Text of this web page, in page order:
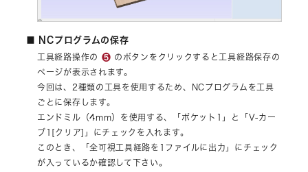
■ NCプログラムの保存
工具経路操作の ❺ のボタンをクリックすると工具経路保存の
ページが表示されます。
今回は、2種類の工具を使用するため、NCプログラムを工具
ごとに保存します。
エンドミル（4mm）を使用する、「ポケット1」と「V-カー
ブ1[クリア]」にチェックを入れます。
このとき、「全可視工具経路を1ファイルに出力」にチェック
が入っているか確認して下さい。